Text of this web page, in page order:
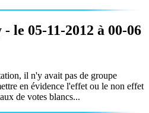
le 05-11-2012 à 00-06
il n'y avait pas de groupe
en évidence l'effet ou le non effet
de votes blancs...